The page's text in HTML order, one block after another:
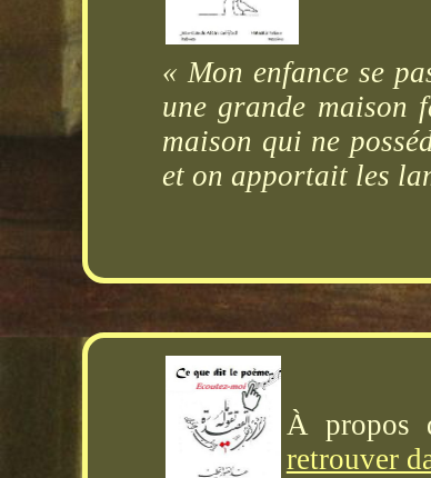
« Mon enfance se
une grande maison
maison qui ne
et on apportait les
À propos
retrouver